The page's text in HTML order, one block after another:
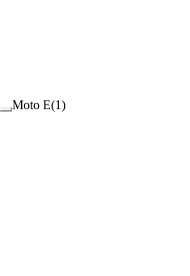
Moto E(1)